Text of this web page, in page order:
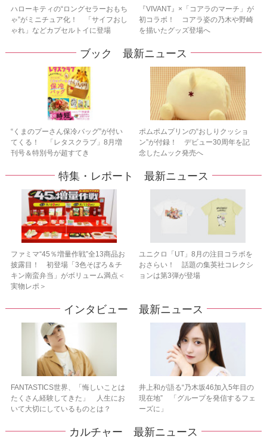
ハローキティの“ロングセラーおもち
ゃ”がミニチュア化！ 「サイフおし
ゃれ」などカプセルトイに登場
『VIVANT』×「コアラのマーチ」が
初コラボ！ コアラ姿の乃木や野崎
を描いたグッズ登場へ
ブック 最新ニュース
“くまのプーさん保冷バッグ”が付い
てくる！ 「レタスクラブ」8月増
刊号＆特別号が超すてき
ポムポムプリンの“おしりクッショ
ン”が付録！ デビュー30周年を記
念したムック発売へ
特集・レポート 最新ニュース
ファミマ“45％増量作戦”全13商品お
披露目！ 初登場「3色そぼろ＆チ
キン南蛮弁当」がボリューム満点＜
実物レポ＞
ユニクロ「UT」8月の注目コラボを
おさらい！ 話題の集英社コレクシ
ョンは第3弾が登場
インタビュー 最新ニュース
FANTASTICS世界、「悔しいことは
たくさん経験してきた」 人生にお
いて大切にしているものとは？
井上和が語る“乃木坂46加入5年目の
現在地” 「グループを発信するフェ
ーズに」
カルチャー 最新ニュース